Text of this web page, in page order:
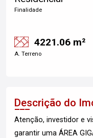
Finalidade
4221.06 m²
A. Terreno
Descrição do
Atenção, investidor e
garantir uma ÁREA